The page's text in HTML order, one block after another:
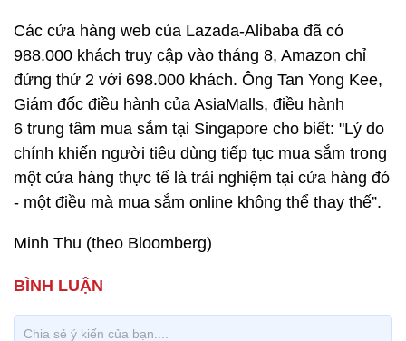
Các cửa hàng web của Lazada-Alibaba đã có
988.000 khách truy cập vào tháng 8, Amazon chỉ
đứng thứ 2 với 698.000 khách. Ông Tan Yong Kee,
Giám đốc điều hành của AsiaMalls, điều hành
6 trung tâm mua sắm tại Singapore cho biết: "Lý do
chính khiến người tiêu dùng tiếp tục mua sắm trong
một cửa hàng thực tế là trải nghiệm tại cửa hàng đó
- một điều mà mua sắm online không thể thay thế”.
Minh Thu (theo Bloomberg)